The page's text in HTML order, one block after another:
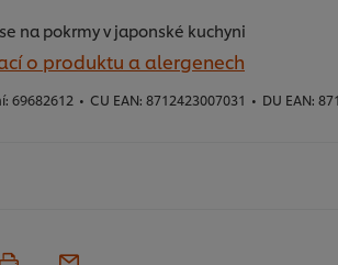
na pokrmy v japonské kuchyni
o produktu a alergenech
69682612 • CU EAN: 8712423007031 • DU EAN: